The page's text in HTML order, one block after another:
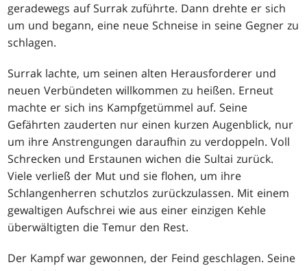
geradewegs auf Surrak zuführte. Dann drehte er sich
um und begann, eine neue Schneise in seine Gegner zu
schlagen.
Surrak lachte, um seinen alten Herausforderer und
neuen Verbündeten willkommen zu heißen. Erneut
machte er sich ins Kampfgetümmel auf. Seine
Gefährten zauderten nur einen kurzen Augenblick, nur
um ihre Anstrengungen daraufhin zu verdoppeln. Voll
Schrecken und Erstaunen wichen die Sultai zurück.
Viele verließ der Mut und sie flohen, um ihre
Schlangenherren schutzlos zurückzulassen. Mit einem
gewaltigen Aufschrei wie aus einer einzigen Kehle
überwältigten die Temur den Rest.
Der Kampf war gewonnen, der Feind geschlagen. Seine